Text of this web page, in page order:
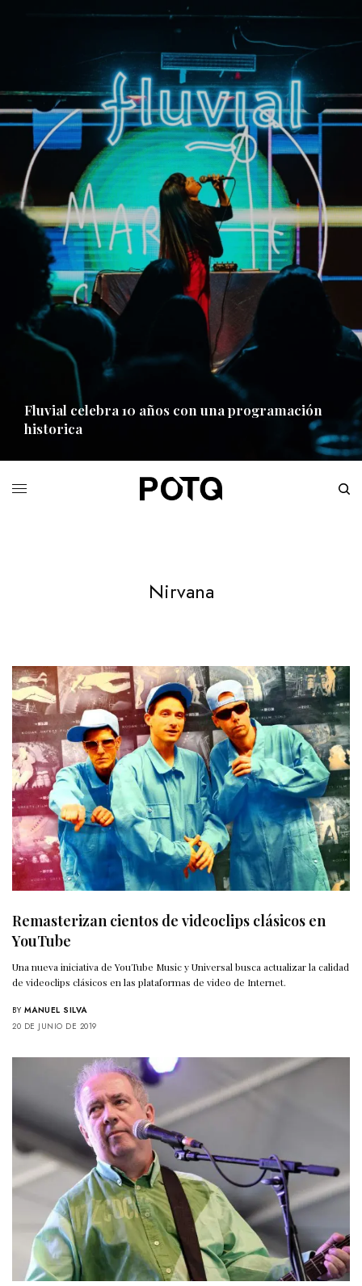
Fluvial celebra 10 años con una programación
historica
Nirvana
Remasterizan cientos de videoclips clásicos en
YouTube
Una nueva iniciativa de YouTube Music y Universal busca actualizar la calidad
de videoclips clásicos en las plataformas de video de Internet.
BY MANUEL SILVA
20 DE JUNIO DE 2019